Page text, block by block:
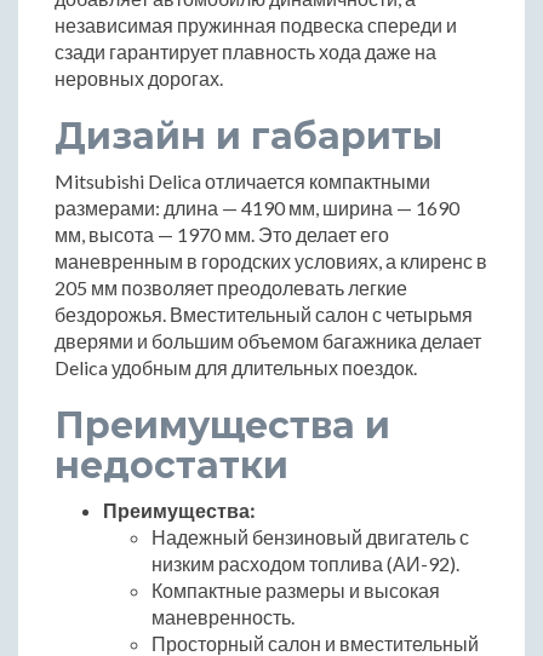
независимая пружинная подвеска спереди и
сзади гарантирует плавность хода даже на
неровных дорогах.
Дизайн и габариты
Mitsubishi Delica отличается компактными
размерами: длина — 4190 мм, ширина — 1690
мм, высота — 1970 мм. Это делает его
маневренным в городских условиях, а клиренс в
205 мм позволяет преодолевать легкие
бездорожья. Вместительный салон с четырьмя
дверями и большим объемом багажника делает
Delica удобным для длительных поездок.
Преимущества и
недостатки
Преимущества:
Надежный бензиновый двигатель с
низким расходом топлива (АИ-92).
Компактные размеры и высокая
маневренность.
Просторный салон и вместительный